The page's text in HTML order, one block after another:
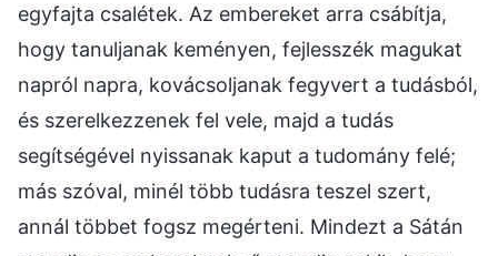
egyfajta csalétek. Az embereket arra csábítja,
hogy tanuljanak keményen, fejlesszék magukat
napról napra, kovácsoljanak fegyvert a tudásból,
és szerelkezzenek fel vele, majd a tudás
segítségével nyissanak kaput a tudomány felé;
más szóval, minél több tudásra teszel szert,
annál többet fogsz megérteni. Mindezt a Sátán